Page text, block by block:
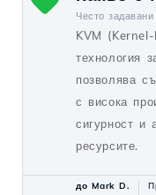
Често
KVM
технология
позволява
с висока
сигурност и
ресурсите.
до Mark D.